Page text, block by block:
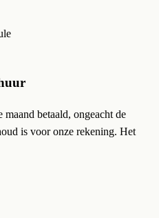
betaald, ongeacht de
is voor onze rekening. Het